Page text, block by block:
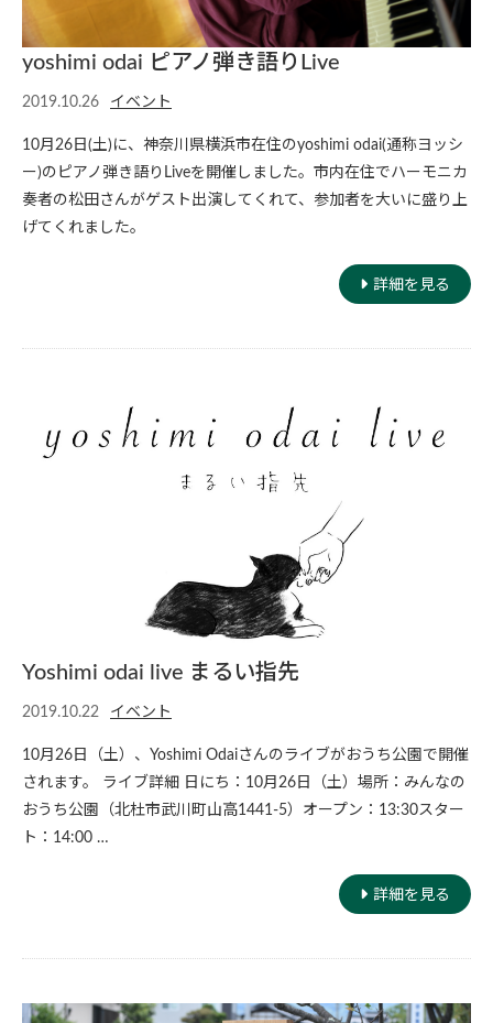
yoshimi odai ピアノ弾き語りLive
2019.10.26 イベント
10月26日(土)に、神奈川県横浜市在住のyoshimi odai(通称ヨッシ
ー)のピアノ弾き語りLiveを開催しました。市内在住でハーモニカ
奏者の松田さんがゲスト出演してくれて、参加者を大いに盛り上
げてくれました。
詳細を見る
Yoshimi odai live まるい指先
2019.10.22 イベント
10月26日（土）、Yoshimi Odaiさんのライブがおうち公園で開催
されます。 ライブ詳細 日にち：10月26日（土）場所：みんなの
おうち公園（北杜市武川町山高1441-5）オープン：13:30スター
ト：14:00 …
詳細を見る